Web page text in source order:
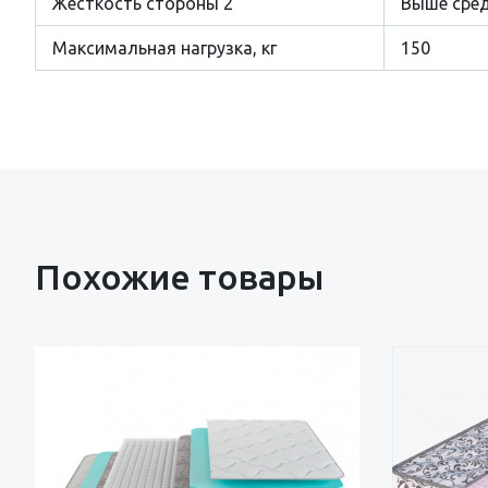
Максимальная нагрузка, кг 150
Похожие товары